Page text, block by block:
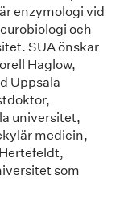
enzymologi vid
och
SUA önskar
Haglow,
Uppsala
universitet,
medicin,
som